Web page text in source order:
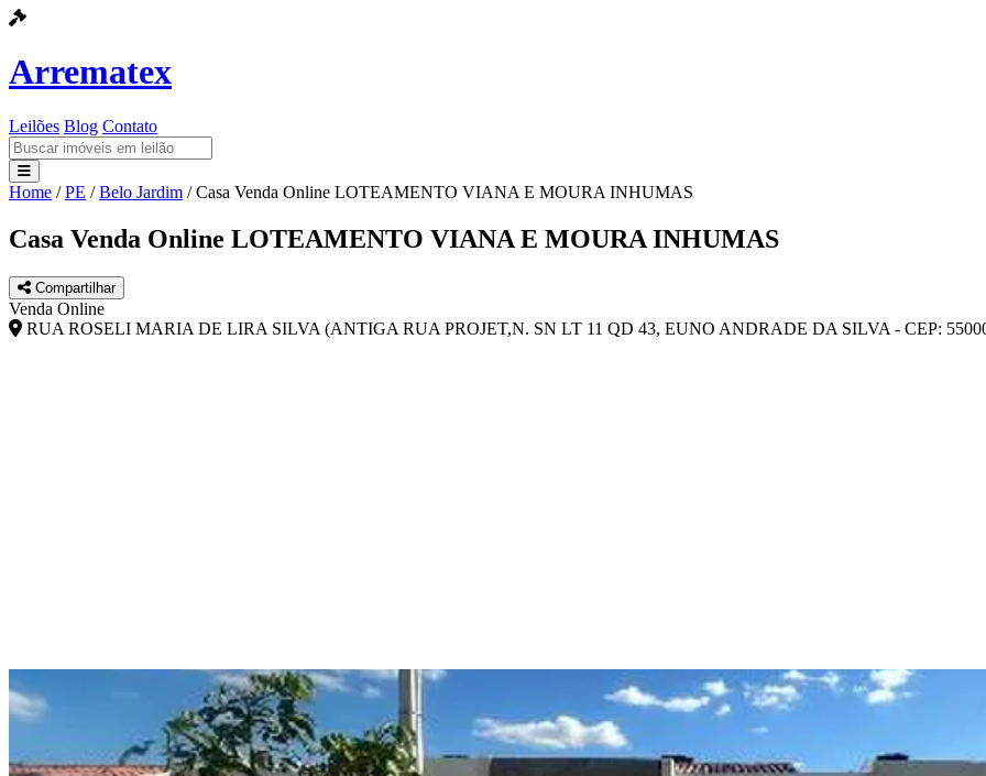
Arrematex
Leilões Blog Contato
Leilões
Blog
Contato
Home / PE / Belo Jardim / Casa Venda Online LOTEAMENTO VIANA E MOURA INHUMAS
Casa Venda Online LOTEAMENTO VIANA E MOURA INHUMAS
Compartilhar
Venda Online
RUA ROSELI MARIA DE LIRA SILVA (ANTIGA RUA PROJET,N. SN LT 11 QD 43, EUNO ANDRADE DA SILVA - CEP: